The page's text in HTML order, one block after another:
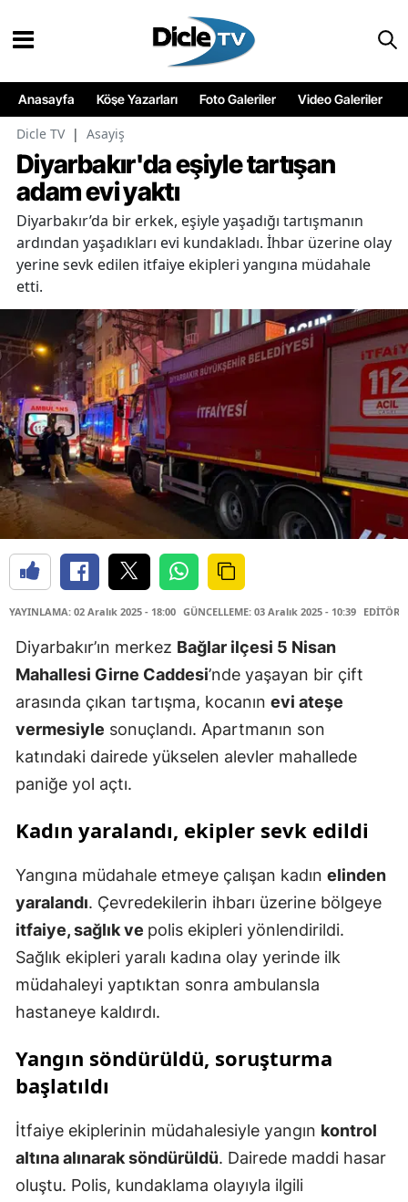
Anasayfa Köşe Yazarları Foto Galeriler Video Galeriler
Dicle TV | Asayiş
Diyarbakır'da eşiyle tartışan
adam evi yaktı
Diyarbakır’da bir erkek, eşiyle yaşadığı tartışmanın
ardından yaşadıkları evi kundakladı. İhbar üzerine olay
yerine sevk edilen itfaiye ekipleri yangına müdahale
etti.
YAYINLAMA: 02 Aralık 2025 - 18:00 GÜNCELLEME: 03 Aralık 2025 - 10:39
Diyarbakır’ın merkez Bağlar ilçesi 5 Nisan
Mahallesi Girne Caddesi’nde yaşayan bir çift
arasında çıkan tartışma, kocanın evi ateşe
vermesiyle sonuçlandı. Apartmanın son
katındaki dairede yükselen alevler mahallede
paniğe yol açtı.
Kadın yaralandı, ekipler sevk edildi
Yangına müdahale etmeye çalışan kadın elinden
yaralandı. Çevredekilerin ihbarı üzerine bölgeye
itfaiye, sağlık ve polis ekipleri yönlendirildi.
Sağlık ekipleri yaralı kadına olay yerinde ilk
müdahaleyi yaptıktan sonra ambulansla
hastaneye kaldırdı.
Yangın söndürüldü, soruşturma
başlatıldı
İtfaiye ekiplerinin müdahalesiyle yangın kontrol
altına alınarak söndürüldü. Dairede maddi hasar
oluştu. Polis, kundaklama olayıyla ilgili